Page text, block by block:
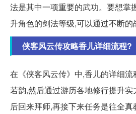
法是其中一项重要的武功。要想掌
升角色的剑法等级,可以通过不断的
侠客风云传攻略香儿详细流程?
在《侠客风云传》中,香儿的详细
若韵,然后通过游历各地修行提升
后回来拜师,再接下来任务是往全真